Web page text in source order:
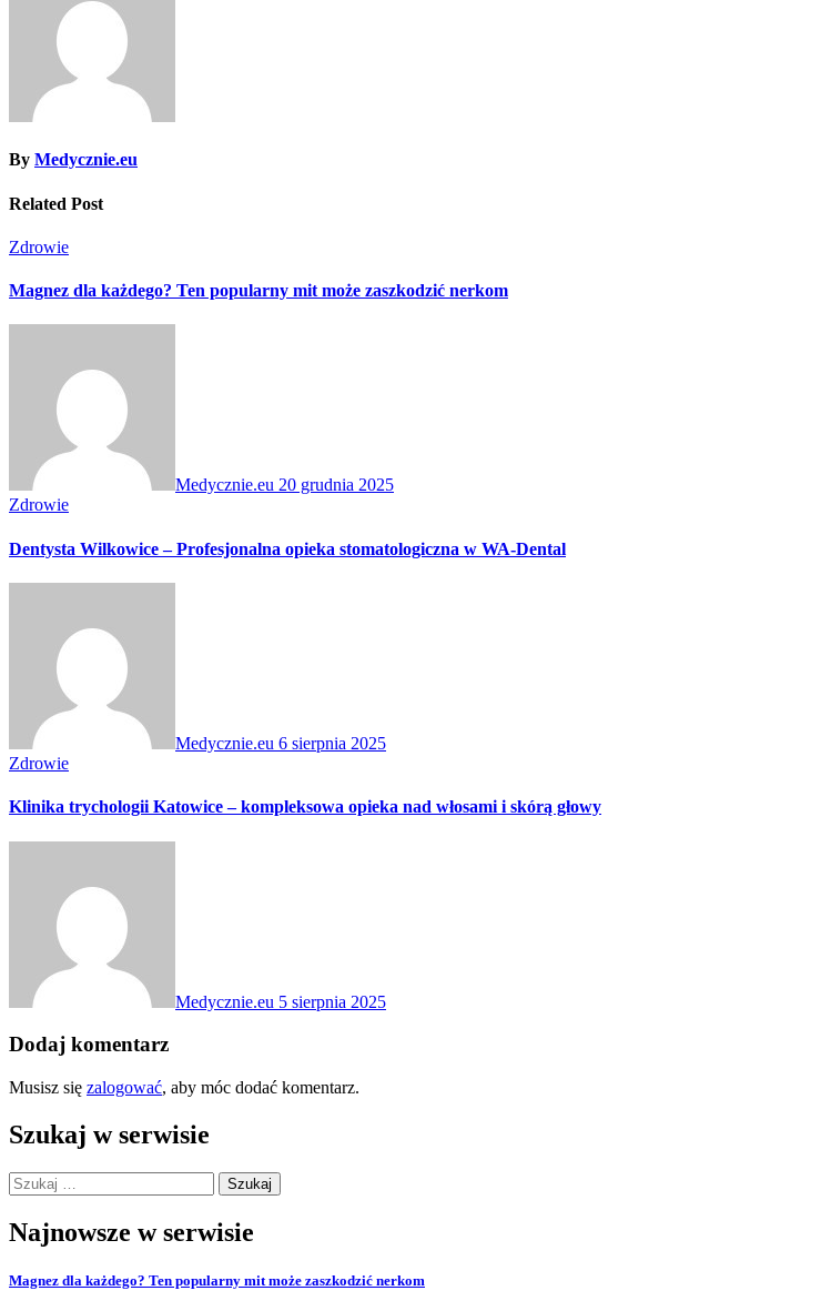
By Medycznie.eu
Related Post
Zdrowie
Magnez dla każdego? Ten popularny mit może zaszkodzić nerkom
Medycznie.eu 20 grudnia 2025
Zdrowie
Dentysta Wilkowice – Profesjonalna opieka stomatologiczna w WA-Dental
Medycznie.eu 6 sierpnia 2025
Zdrowie
Klinika trychologii Katowice – kompleksowa opieka nad włosami i skórą głowy
Medycznie.eu 5 sierpnia 2025
Dodaj komentarz
Musisz się zalogować, aby móc dodać komentarz.
Szukaj w serwisie
Szukaj:
Najnowsze w serwisie
Magnez dla każdego? Ten popularny mit może zaszkodzić nerkom